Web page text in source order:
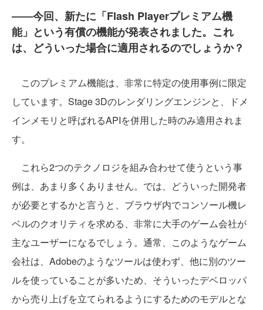
――今回、新たに「Flash Playerプレミアム機
能」という有償の機能が発表されました。これ
は、どういった場合に適用されるのでしょうか？
このプレミアム機能は、非常に特定の使用事例に限定
しています。Stage 3Dのレンダリングエンジンと、ドメ
インメモリと呼ばれるAPIを併用した時のみ適用されま
す。
これら2つのテクノロジを組み合わせて使うという事
例は、あまり多くありません。では、どういった開発者
が必要とするかと言うと、ブラウザ内でコンソール機レ
ベルのクオリティを求める、非常に大手のゲーム会社が
主なユーザーになるでしょう。通常、このようなゲーム
会社は、Adobeのようなツールは使わず、他に別のツー
ルを使っていることが多いため、そういったデベロッパ
から売り上げを立てられるようにするためのモデルとな